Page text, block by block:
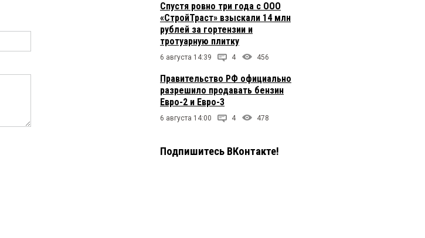
Спустя ровно три года с ООО
«СтройТраст» взыскали 14 млн
рублей за гортензии и
тротуарную плитку
6 августа 14:39 4 456
Правительство РФ официально
разрешило продавать бензин
Евро-2 и Евро-3
6 августа 14:00 4 478
Подпишитесь ВКонтакте!